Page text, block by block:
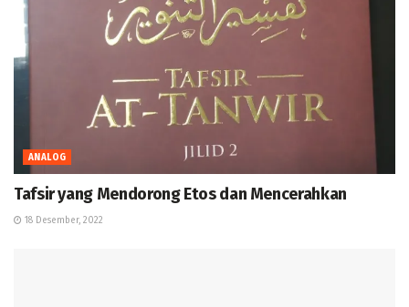
ANALOG
Tafsir yang Mendorong Etos dan Mencerahkan
18 Desember, 2022